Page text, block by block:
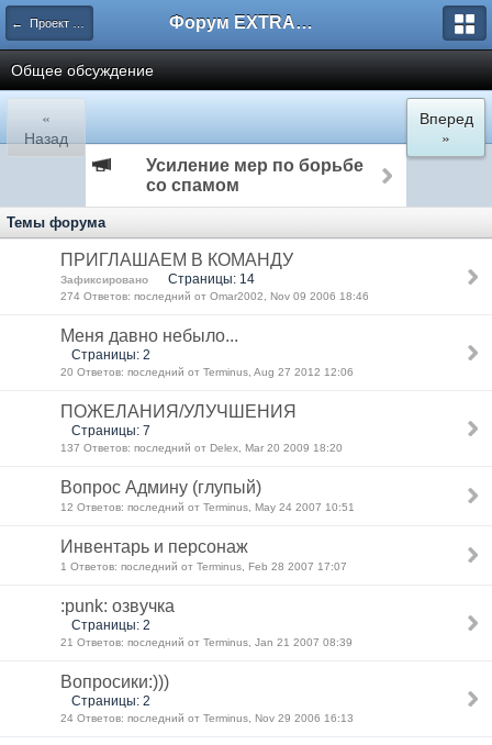
← Проект "Ad Infinitum" Форум EXTRACTOR.ru
Общее обсуждение
«
Назад
Вперед
»
Усиление мер по борьбе
со спамом
Темы форума
ПРИГЛАШАЕМ В КОМАНДУ
Зафиксировано Страницы: 14
274 Ответов: последний от Omar2002, Nov 09 2006 18:46
Меня давно небыло...
Страницы: 2
20 Ответов: последний от Terminus, Aug 27 2012 12:06
ПОЖЕЛАНИЯ/УЛУЧШЕНИЯ
Страницы: 7
137 Ответов: последний от Delex, Mar 20 2009 18:20
Вопрос Админу (глупый)
12 Ответов: последний от Terminus, May 24 2007 10:51
Инвентарь и персонаж
1 Ответов: последний от Terminus, Feb 28 2007 17:07
:punk: озвучка
Страницы: 2
21 Ответов: последний от Terminus, Jan 21 2007 08:39
Вопросики:)))
Страницы: 2
24 Ответов: последний от Terminus, Nov 29 2006 16:13